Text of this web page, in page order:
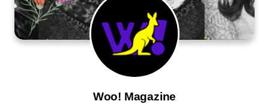
Woo! Magazine